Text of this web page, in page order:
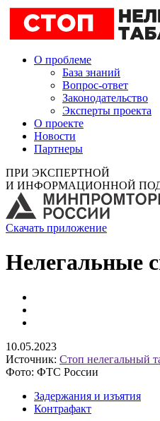
О проблеме
База знаний
Вопрос-ответ
Законодательство
Эксперты проекта
О проекте
Новости
Партнеры
ПРИ ЭКСПЕРТНОЙ
И ИНФОРМАЦИОННОЙ
Скачать приложение
Нелегальные
10.05.2023
Источник: Стоп нелегальный
Фото: ФТС России
Задержания и изъятия
Контрафакт